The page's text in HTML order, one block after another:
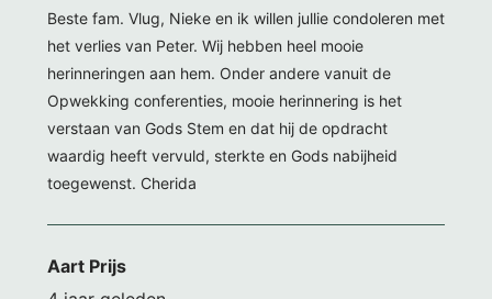
Beste fam. Vlug, Nieke en ik willen jullie condoleren met
het verlies van Peter. Wij hebben heel mooie
herinneringen aan hem. Onder andere vanuit de
Opwekking conferenties, mooie herinnering is het
verstaan van Gods Stem en dat hij de opdracht
waardig heeft vervuld, sterkte en Gods nabijheid
toegewenst. Cherida
Aart Prijs